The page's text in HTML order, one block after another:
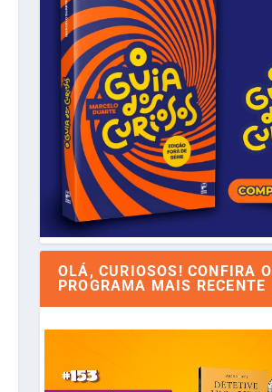
OLÁ, CURIOSOS! CONFIRA O
PROGRAMA MAIS RECENTE